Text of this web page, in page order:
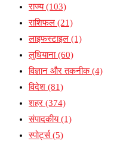
राज्य(103)
राशिफल (21)
लाइफस्टाइल (1)
लुधियाना(60)
विज्ञान और तकनीक(4)
विदेश (81)
शहर (374)
संपादकीय(1)
स्पोर्ट्स(5)